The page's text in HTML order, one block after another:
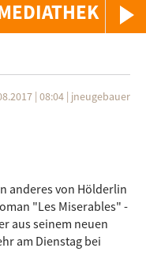
| 08:04 | jneugebauer
anderes von Hölderlin
"Les Miserables" -
aus seinem neuen
am Dienstag bei